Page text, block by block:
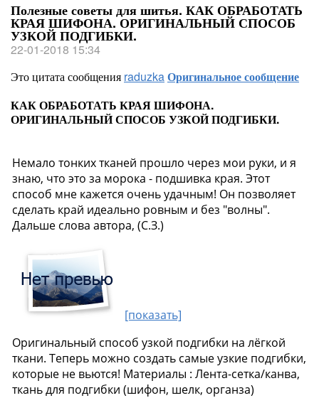
Полезные советы для шитья. КАК ОБРАБОТАТЬ
КРАЯ ШИФОНА. ОРИГИНАЛЬНЫЙ СПОСОБ
УЗКОЙ ПОДГИБКИ.
22-01-2018 15:34
Это цитата сообщения raduzkaОригинальное сообщение
КАК ОБРАБОТАТЬ КРАЯ ШИФОНА.
ОРИГИНАЛЬНЫЙ СПОСОБ УЗКОЙ ПОДГИБКИ.
Немало тонких тканей прошло через мои руки, и я
знаю, что это за морока - подшивка края. Этот
способ мне кажется очень удачным! Он позволяет
сделать край идеально ровным и без "волны".
Дальше слова автора, (С.З.)
[показать]
Оригинальный способ узкой подгибки на лёгкой
ткани. Теперь можно создать самые узкие подгибки,
которые не вьются! Материалы : Лента-сетка/канва,
ткань для подгибки (шифон, шелк, органза)